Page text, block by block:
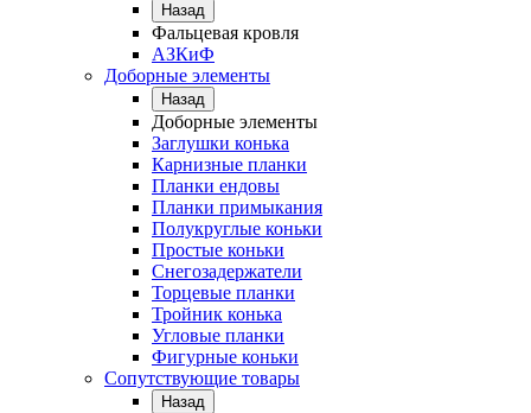
Назад
Фальцевая кровля
АЗКиФ
Доборные элементы
Назад
Доборные элементы
Заглушки конька
Карнизные планки
Планки ендовы
Планки примыкания
Полукруглые коньки
Простые коньки
Снегозадержатели
Торцевые планки
Тройник конька
Угловые планки
Фигурные коньки
Сопутствующие товары
Назад